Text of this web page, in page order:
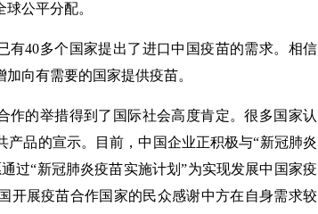
公平分配。
有40多个国家提出了进口中国疫苗的需求。相信
向有需要的国家提供疫苗。
作的举措得到了国际社会高度肯定。很多国家认
产品的宣示。目前，中国企业正积极与“新冠肺炎
过“新冠肺炎疫苗实施计划”为实现发展中国家疫
开展疫苗合作国家的民众感谢中方在自身需求较